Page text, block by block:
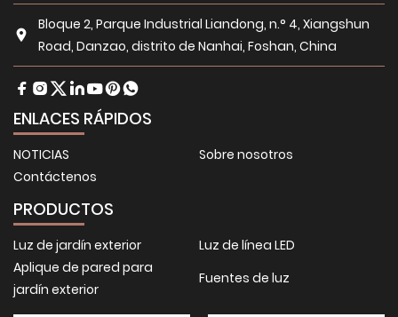
Bloque 2, Parque Industrial Liandong, n.° 4, Xiangshun
Road, Danzao, distrito de Nanhai, Foshan, China
ENLACES RÁPIDOS
NOTICIAS
Sobre nosotros
Contáctenos
PRODUCTOS
Luz de jardín exterior
Luz de línea LED
Aplique de pared para
jardín exterior
Fuentes de luz